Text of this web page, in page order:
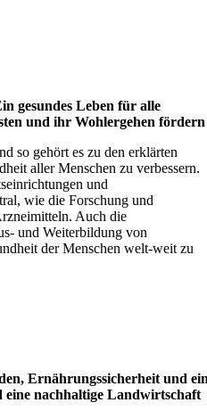
gesundes Leben für alle
und ihr Wohlergehen fördern
so gehört es zu den erklärten
aller Menschen zu verbessern.
und
wie die Forschung und
Auch die
und Weiterbildung von
der Menschen welt-weit zu
Ernährungssicherheit und
eine nachhaltige Landwirtschaft